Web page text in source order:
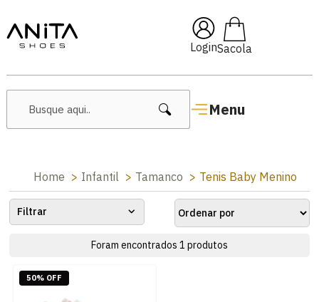
Login
Menu
🔥 Lançamentos Femininos
Home Infantil Tamanco Tenis Baby Menino
Filtrar
Foram encontrados 1 produtos
50% OFF